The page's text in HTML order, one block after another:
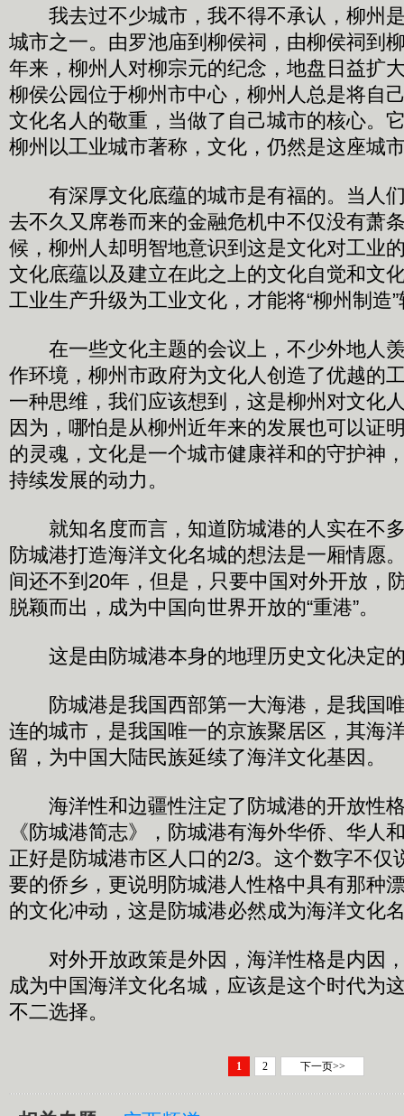
我去过不少城市，我不得不承认，柳州
城市之一。由罗池庙到柳侯祠，由柳侯祠到
年来，柳州人对柳宗元的纪念，地盘日益扩
柳侯公园位于柳州市中心，柳州人总是将自
文化名人的敬重，当做了自己城市的核心。
柳州以工业城市著称，文化，仍然是这座城
有深厚文化底蕴的城市是有福的。当人
去不久又席卷而来的金融危机中不仅没有萧
候，柳州人却明智地意识到这是文化对工业
文化底蕴以及建立在此之上的文化自觉和文
工业生产升级为工业文化，才能将“柳州制造”
在一些文化主题的会议上，不少外地人
作环境，柳州市政府为文化人创造了优越的
一种思维，我们应该想到，这是柳州对文化
因为，哪怕是从柳州近年来的发展也可以证
的灵魂，文化是一个城市健康祥和的守护神
持续发展的动力。
就知名度而言，知道防城港的人实在不
防城港打造海洋文化名城的想法是一厢情愿
间还不到20年，但是，只要中国对外开放，
脱颖而出，成为中国向世界开放的“重港”。
这是由防城港本身的地理历史文化决定
防城港是我国西部第一大海港，是我国
连的城市，是我国唯一的京族聚居区，其海
留，为中国大陆民族延续了海洋文化基因。
海洋性和边疆性注定了防城港的开放性
《防城港简志》，防城港有海外华侨、华人
正好是防城港市区人口的2/3。这个数字不仅
要的侨乡，更说明防城港人性格中具有那种
的文化冲动，这是防城港必然成为海洋文化
对外开放政策是外因，海洋性格是内因
成为中国海洋文化名城，应该是这个时代为
不二选择。
1 2 下一页>>